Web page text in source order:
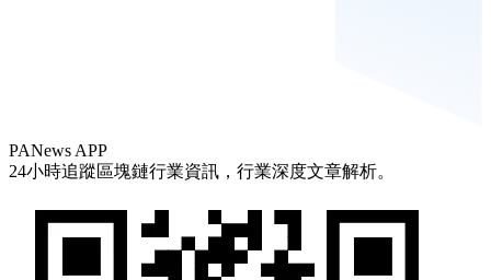
PANews APP
24小時追蹤區塊鏈行業資訊，行業深度文章解析。